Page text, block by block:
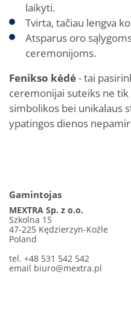
laikyti.
Tvirta, tačiau lengva
Atsparus oro
ceremonijoms.
Fenikso kėdė- tai
ceremonijai suteiks ne
simbolikos bei unikalaus
ypatingos dienos
Gamintojas
MEXTRA Sp. z o.o.
Szkolna 15
47-225 Kędzierzyn-Koźle
Poland
tel. +48 531 542 542
email biuro@mextra.pl